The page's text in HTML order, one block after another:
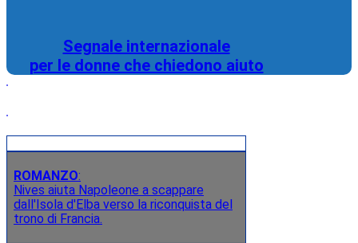
Segnale internazionale
per le donne che chiedono aiuto
ROMANZO:
Nives aiuta Napoleone a scappare
dall'Isola d'Elba verso la riconquista del
trono di Francia.